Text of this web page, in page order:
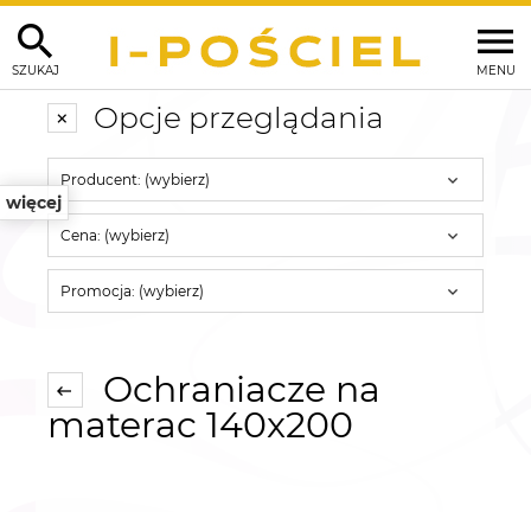
MENU
SZUKAJ
więcej
Opcje przeglądania
Producent: (wybierz)
Cena: (wybierz)
Promocja: (wybierz)
Ochraniacze na
materac 140x200